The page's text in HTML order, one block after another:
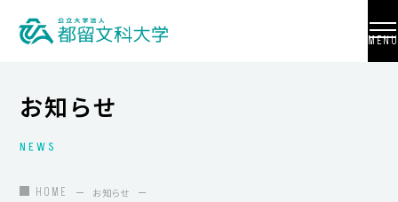
MENU
大学紹介
入試情報
お知らせ
NEWS
HOME
お知らせ